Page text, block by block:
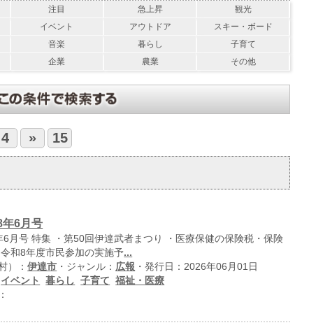
注目 急上昇
観光
イベント アウトドア
スキー・ボード
音楽 暮らし
子育て
企業 農業 その他
4 » 15
年6月号
6月号 特集 ・第50回伊達武者まつり ・医療保健の保険税・保険
和8年度市民参加の実施予...
）：伊達市 ・ジャンル： 広報 ・発行日：2026年06月01日
イベント 暮らし 子育て
福祉・医療